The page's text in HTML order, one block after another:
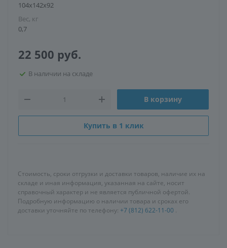
104х142х92
Вес, кг
0,7
22 500 руб.
В наличии на складе
В корзину
Купить в 1 клик
Стоимость, сроки отгрузки и доставки товаров, наличие их на
складе и иная информация, указанная на сайте, носит
справочный характер и не является публичной офертой.
Подробную информацию о наличии товара и сроках его
доставки уточняйте по телефону: +7 (812) 622-11-00 .